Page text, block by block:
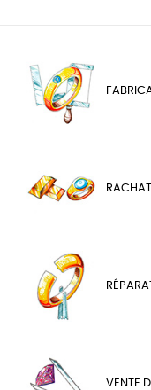
VENTE